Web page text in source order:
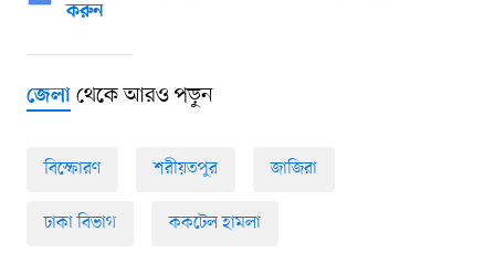
করুন
জেলাথেকে আরও পড়ুন
বিস্ফোরণ শরীয়তপুর জাজিরা
ঢাকা বিভাগ ককটেল হামলা